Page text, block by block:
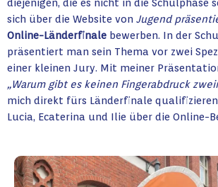
sich über die Website von Jugend
Online-Länderfinale bewerben. In der
präsentiert man sein Thema vor zwei
einer kleinen Jury. Mit meiner
„Warum gibt es keinen Fingerabdruck
mich direkt fürs Länderfinale
Lucia, Ecaterina und Ilie über die Online-